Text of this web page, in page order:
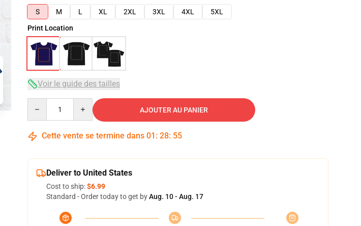
S
M L XL 2XL 3XL 4XL
5XL
Print Location
Voir le guide des tailles
AJOUTER AU PANIER
Cette vente se termine dans 01 : 28: 53
Deliver to United States
Cost to ship:$6.99
Standard - Order today to get byAug. 10 - Aug. 17